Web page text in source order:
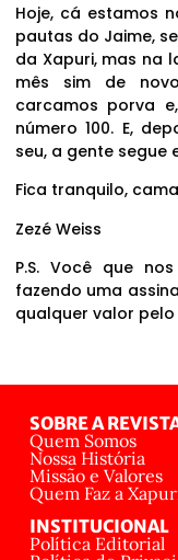
Hoje, cá estamos
pautas do Jaime,
da Xapuri, mas na
mês sim de
carcamos porva
número 100. E,
seu, a gente segue
Fica tranquilo,
Zezé Weiss
P.S. Você que
fazendo uma
qualquer valor pelo
SOBRE A
Quem Somos
Nossa História
Missão e Valores
Quem Faz a
INSTITUCIONAL
Política Editorial